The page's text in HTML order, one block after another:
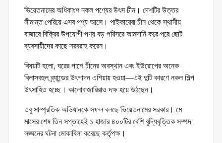
ভিয়েতনামের অধিকাংশ নকল পণ্যের উৎস চীন। দেশটির উত্তর
সীমান্ত পেরিয়ে এসব পণ্য আসে। পাইকারেরা চীন থেকে স্থানীয়
বাজারে বিক্রির উপযোগী পণ্য বড় পরিসরে আমদানি করে পরে ছোট
ব্যবসায়ীদের কাছে সরবরাহ করেন।
বিষয়টি হলো, ঘরের পাশে চীনের অবস্থান এবং ইউরোপের অনেক
বিলাসবহুল ব্র্যান্ডের উৎপাদন এশিয়ায় হওয়া—এই দুটি কারণে নকল শিল্প
উৎসাহিত হচ্ছে। কালোবাজারিরাও দক্ষ হয়ে উঠছেন।
তবু সাম্প্রতিক অভিযানকে সফল বলছে ভিয়েতনামের সরকার। মে
মাসের শেষ তিন সপ্তাহেই ১ হাজার ৪০০টির বেশি বুদ্ধিবৃত্তিক সম্পদ
লঙ্ঘনের ঘটনা মোকাবিলা করেছে কর্তৃপক্ষ।